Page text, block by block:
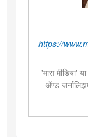
https://
'मास मीडिया'
ॲण्ड
दै.'मुंबई तरुण
संगीत, वाचन,